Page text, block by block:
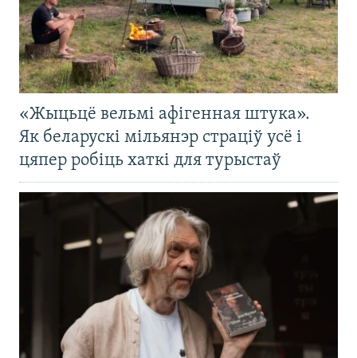
«Жыцьцё вельмі афігенная штука».
Як беларускі мільянэр страціў усё і
цяпер робіць хаткі для турыстаў